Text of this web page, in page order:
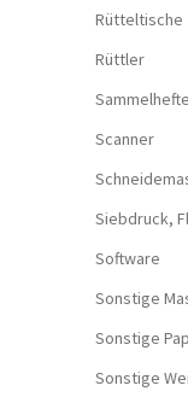
Rütteltische
Rüttler
Scanner
Siebdruck,
Software
Sonstige
Sonstige
Sonstige